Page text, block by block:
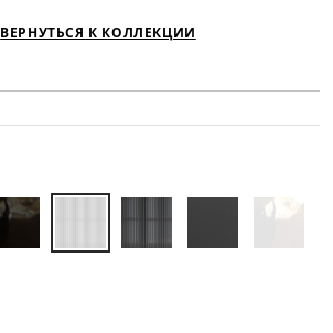
ВЕРНУТЬСЯ К КОЛЛЕКЦИИ